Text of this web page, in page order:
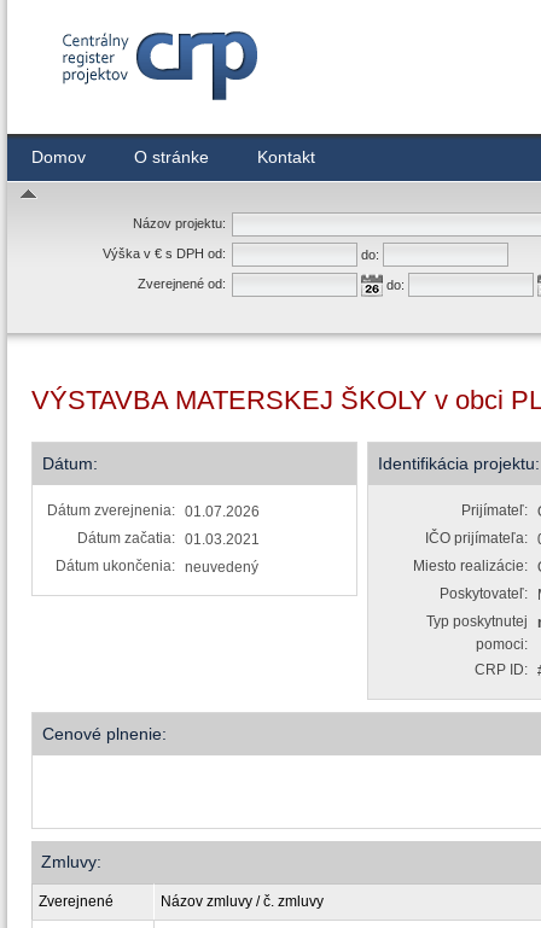
Domov O stránke Kontakt
Názov projektu:
Výška v € s DPH od:
do:
Zverejnené od:
do:
VÝSTAVBA MATERSKEJ ŠKOLY v obci
Dátum:
Dátum zverejnenia: 01.07.2026
Dátum začatia: 01.03.2021
Dátum ukončenia: neuvedený
Identifikácia projektu:
Prijímateľ:
IČO prijímateľa:
Miesto realizácie:
Poskytovateľ:
Typ poskytnutej
pomoci:
CRP ID:
Cenové plnenie:
Zmluvy:
Zverejnené Názov zmluvy / č. zmluvy